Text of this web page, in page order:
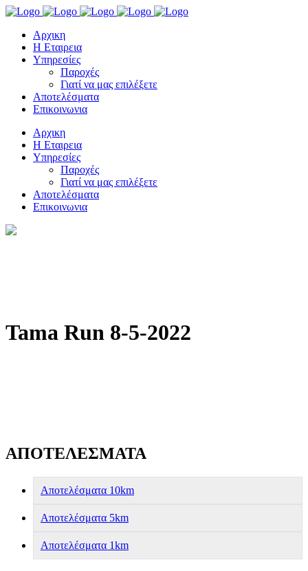
Αρχικη
Η Εταιρεια
Υπηρεσίες
Παροχές
Γιατί να μας επιλέξετε
Αποτελέσματα
Επικοινωνια
Αρχικη
Η Εταιρεια
Υπηρεσίες
Παροχές
Γιατί να μας επιλέξετε
Αποτελέσματα
Επικοινωνια
Tama Run 8-5-2022
ΑΠΟΤΕΛΕΣΜΑΤΑ
Αποτελέσματα 10km
Αποτελέσματα 5km
Αποτελέσματα 1km